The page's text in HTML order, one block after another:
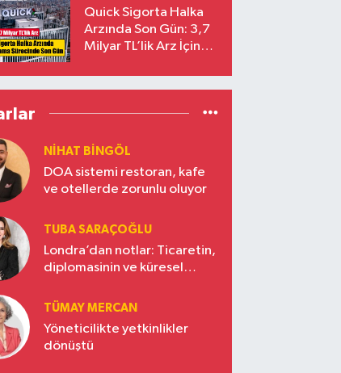
Quick Sigorta Halka
Arzında Son Gün: 3,7
Milyar TL’lik Arz İçin
Eriyor
NIHAT BINGÖL
DOA sistemi restoran, kafe
ve otellerde zorunlu oluyor
TUBA SARAÇOĞLU
Londra’dan notlar: Ticaretin,
diplomasinin ve küresel
Türkiye’nin yükselen gücü
TÜMAY MERCAN
Yöneticilikte yetkinlikler
dönüştü